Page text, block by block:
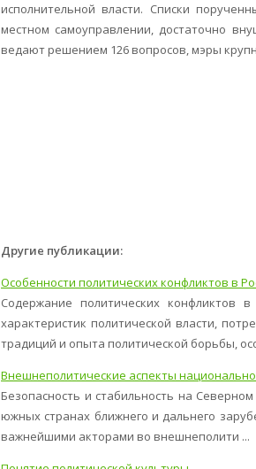
исполнительной власти. Списки
местном самоуправлении, достаточно
ведают решением 126 вопросов, мэры
Другие публикации:
Особенности политических конфликтов в
Содержание политических конфликтов
характеристик политической власти,
традиций и опыта политической борьбы,
Внешнеполитические аспекты
Безопасность и стабильность на
южных странах ближнего и дальнего
важнейшими акторами во внешнеполити ...